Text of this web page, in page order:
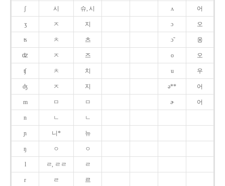
ʃ 시 슈, 시 ʌ 어
ʒ ㅈ 지 ɔ 오
ʦ ㅊ 츠 ɔ̃ 옹
ʣ ㅈ 즈 o 오
ʧ ㅊ 치 u 우
ʤ ㅈ 지 ə** 어
m ㅁ ㅁ ɚ 어
n ㄴ ㄴ
ɲ 니* 뉴
ŋ ㅇ ㅇ
l ㄹ, ㄹㄹ ㄹ
r ㄹ 르